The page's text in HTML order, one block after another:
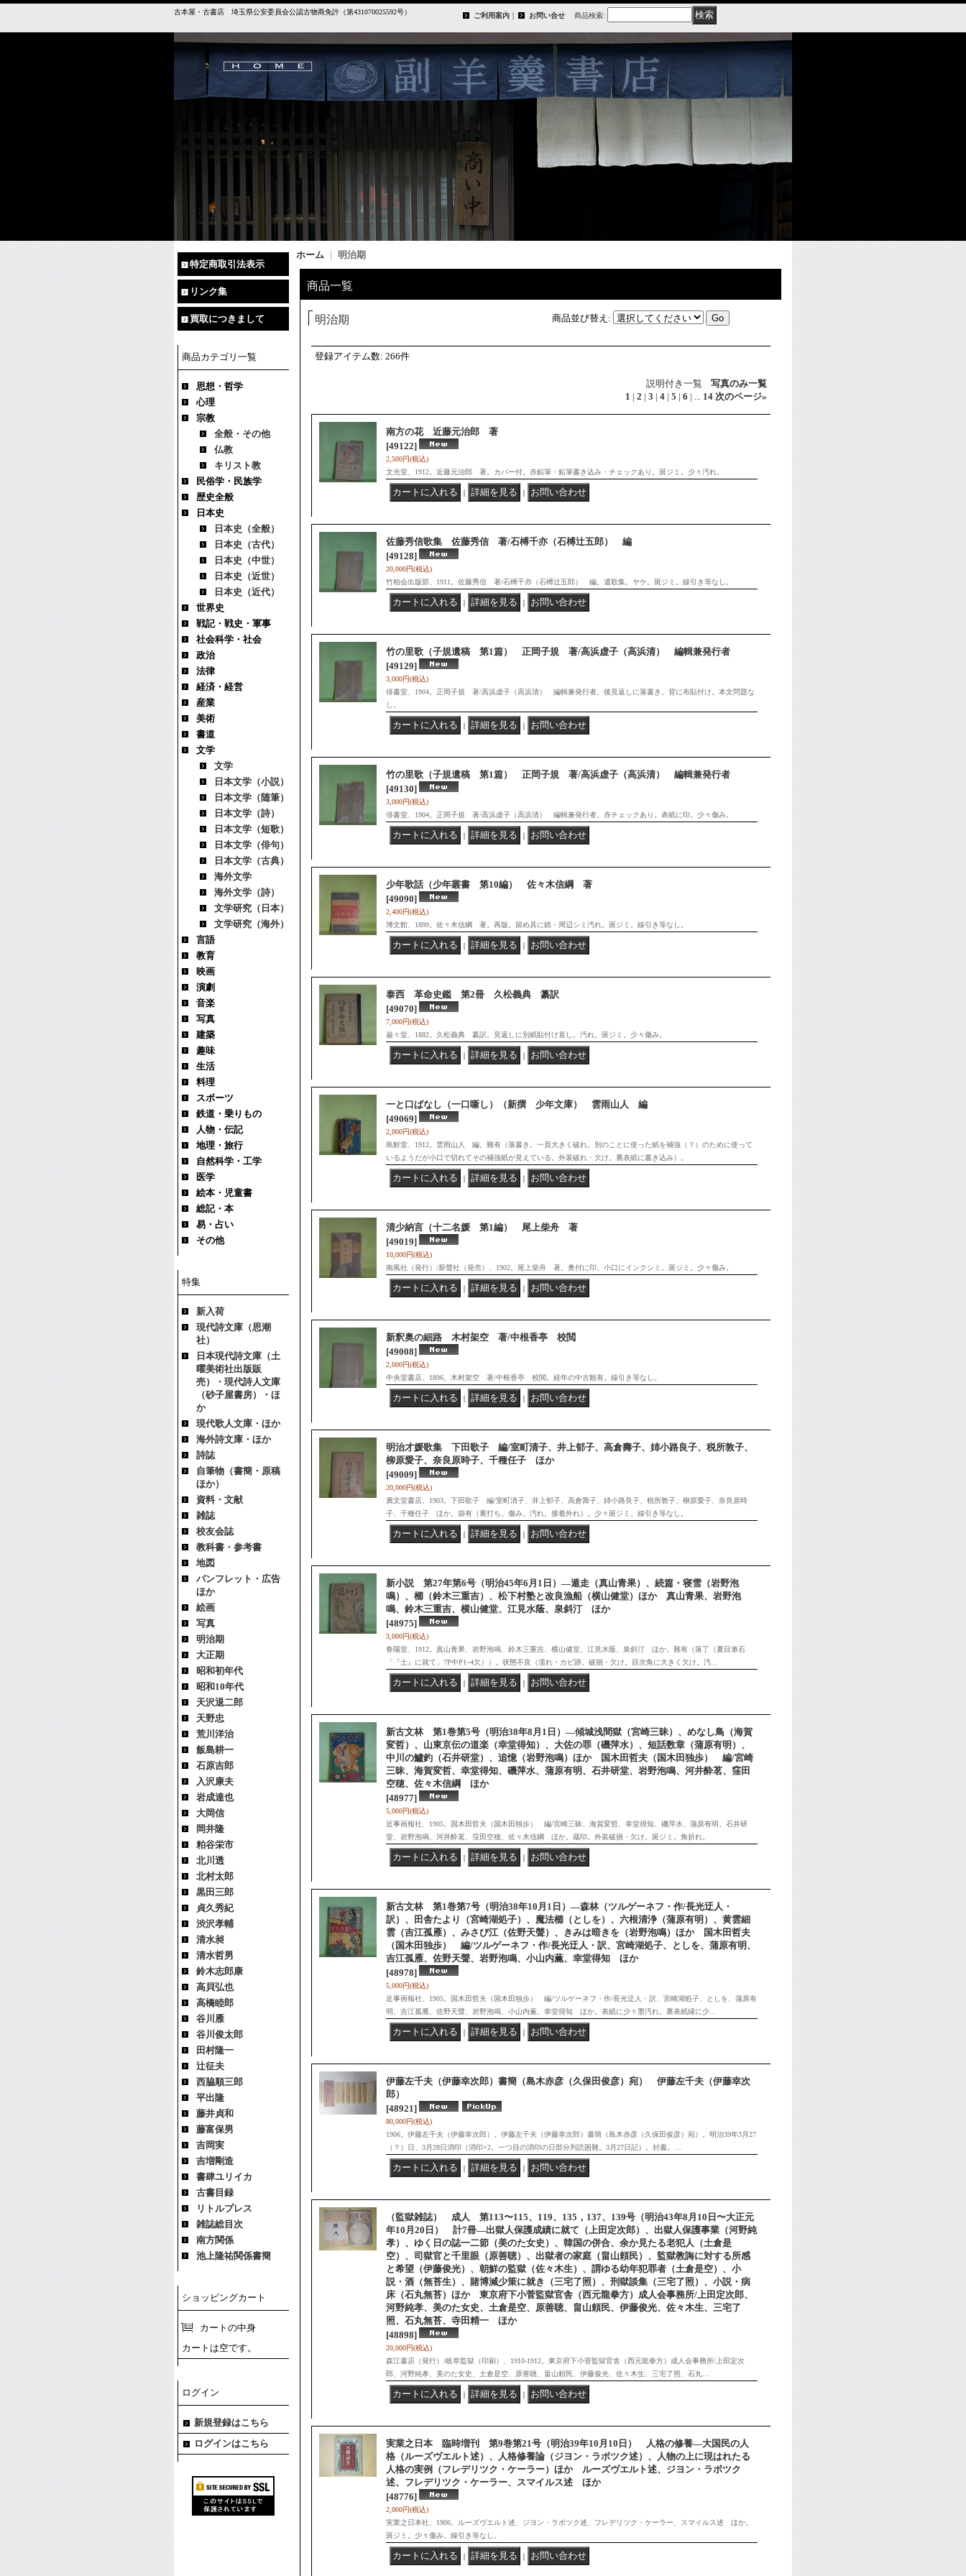
古本屋・古書店 埼玉県公安委員会公認古物商免許（第431070025592号） ご利用案内｜ お問い合せ 商品検索:
特定商取引法表示
リンク集
買取につきまして
商品カテゴリ一覧
思想・哲学
心理
宗教
全般・その他
仏教
キリスト教
民俗学・民族学
歴史全般
日本史
日本史（全般）
日本史（古代）
日本史（中世）
日本史（近世）
日本史（近代）
世界史
戦記・戦史・軍事
社会科学・社会
政治
法律
経済・経営
産業
美術
書道
文学
文学
日本文学（小説）
日本文学（随筆）
日本文学（詩）
日本文学（短歌）
日本文学（俳句）
日本文学（古典）
海外文学
海外文学（詩）
文学研究（日本）
文学研究（海外）
言語
教育
映画
演劇
音楽
写真
建築
趣味
生活
料理
スポーツ
鉄道・乗りもの
人物・伝記
地理・旅行
自然科学・工学
医学
絵本・児童書
総記・本
易・占い
その他
特集
新入荷
現代詩文庫（思潮
社）
日本現代詩文庫（土
曜美術社出版販
売）・現代詩人文庫
（砂子屋書房）・ほ
か
現代歌人文庫・ほか
海外詩文庫・ほか
詩誌
自筆物（書簡・原稿
ほか）
資料・文献
雑誌
校友会誌
教科書・参考書
地図
パンフレット・広告
ほか
絵画
写真
明治期
大正期
昭和初年代
昭和10年代
天沢退二郎
天野忠
荒川洋治
飯島耕一
石原吉郎
入沢康夫
岩成達也
大岡信
岡井隆
粕谷栄市
北川透
北村太郎
黒田三郎
貞久秀紀
渋沢孝輔
清水昶
清水哲男
鈴木志郎康
高貝弘也
高橋睦郎
谷川雁
谷川俊太郎
田村隆一
辻征夫
西脇順三郎
平出隆
藤井貞和
藤富保男
吉岡実
吉増剛造
書肆ユリイカ
古書目録
リトルプレス
雑誌総目次
南方関係
池上隆祐関係書簡
ショッピングカート
カートの中身
カートは空です。
ログイン
新規登録はこちら
ログインはこちら
ホーム 明治期
商品一覧
明治期 商品並び替え :
登録アイテム数: 266件
説明付き一覧 写真のみ一覧
1 | 2 | 3 | 4 | 5 | 6 | ... 14 次のページ»
南方の花 近藤元治郎 著
[49122]
2,500円(税込)
文光堂、1912。近藤元治郎 著。カバー付。赤鉛筆・鉛筆書き込み・チェックあり。斑ジミ。少々汚れ。
｜ ｜
佐藤秀信歌集 佐藤秀信 著/石榑千亦（石榑辻五郎） 編
[49128]
20,000円(税込)
竹柏会出版部、1911。佐藤秀信 著/石榑千亦（石榑辻五郎） 編。遺歌集。ヤケ。斑ジミ。線引き等なし。
｜ ｜
竹の里歌（子規遺稿 第1篇） 正岡子規 著/高浜虚子（高浜清） 編輯兼発行者
[49129]
3,000円(税込)
俳書堂、1904。正岡子規 著/高浜虚子（高浜清） 編輯兼発行者。後見返しに落書き。背に布貼付け。本文問題な
し。
｜ ｜
竹の里歌（子規遺稿 第1篇） 正岡子規 著/高浜虚子（高浜清） 編輯兼発行者
[49130]
3,000円(税込)
俳書堂、1904。正岡子規 著/高浜虚子（高浜清） 編輯兼発行者。赤チェックあり。表紙に印。少々傷み。
｜ ｜
少年歌話（少年叢書 第10編） 佐々木信綱 著
[49090]
2,400円(税込)
博文館、1899。佐々木信綱 著。再版。留め具に錆・周辺シミ汚れ。斑ジミ。線引き等なし。
｜ ｜
泰西 革命史鑑 第2冊 久松義典 纂訳
[49070]
7,000円(税込)
巌々堂、1882。久松義典 纂訳。見返しに別紙貼付け直し。汚れ。斑ジミ。少々傷み。
｜ ｜
一と口ばなし（一口噺し）（新撰 少年文庫） 雲雨山人 編
[49069]
2,000円(税込)
島鮮堂、1912。雲雨山人 編。難有（落書き。一頁大きく破れ。別のことに使った紙を補強（？）のために使って
いるようだが小口で切れてその補強紙が見えている。外装破れ・欠け。裏表紙に書き込み）。
｜ ｜
清少納言（十二名媛 第1編） 尾上柴舟 著
[49019]
10,000円(税込)
南風社（発行）/新聲社（発売）、1902。尾上柴舟 著。奥付に印。小口にインクシミ。斑ジミ。少々傷み。
｜ ｜
新釈奥の細路 木村架空 著/中根香亭 校閲
[49008]
2,000円(税込)
中央堂書店、1896。木村架空 著/中根香亭 校閲。経年の中古観有。線引き等なし。
｜ ｜
明治才媛歌集 下田歌子 編/室町清子、井上郁子、高倉壽子、姉小路良子、税所敦子、
柳原愛子、奈良原時子、千種任子 ほか
[49009]
20,000円(税込)
廣文堂書店、1903。下田歌子 編/室町清子、井上郁子、高倉壽子、姉小路良子、税所敦子、柳原愛子、奈良原時
子、千種任子 ほか。袋有（裏打ち。傷み。汚れ。接着外れ）。少々斑ジミ。線引き等なし。
｜ ｜
新小説 第27年第6号（明治45年6月1日）―遁走（真山青果）、続篇・寝雪（岩野泡
鳴）、櫛（鈴木三重吉）、松下村塾と改良漁船（横山健堂）ほか 真山青果、岩野泡
鳴、鈴木三重吉、横山健堂、江見水蔭、泉斜汀 ほか
[48975]
3,000円(税込)
春陽堂、1912。真山青果、岩野泡鳴、鈴木三重吉、横山健堂、江見水蔭、泉斜汀 ほか。難有（落丁（夏目漱石
「『土』に就て」7P中P1~4欠））。状態不良（濡れ・カビ跡。破損・欠け。目次角に大きく欠け。汚…
｜ ｜
新古文林 第1巻第5号（明治38年8月1日）―傾城浅間獄（宮崎三昧）、めなし鳥（海賀
変哲）、山東京伝の道楽（幸堂得知）、大佐の罪（磯萍水）、短話数章（蒲原有明）、
中川の鱸釣（石井研堂）、追憶（岩野泡鳴）ほか 国木田哲夫（国木田独歩） 編/宮崎
三昧、海賀変哲、幸堂得知、磯萍水、蒲原有明、石井研堂、岩野泡鳴、河井酔茗、窪田
空穂、佐々木信綱 ほか
[48977]
5,000円(税込)
近事画報社、1905。国木田哲夫（国木田独歩） 編/宮崎三昧、海賀変哲、幸堂得知、磯萍水、蒲原有明、石井研
堂、岩野泡鳴、河井酔茗、窪田空穂、佐々木信綱 ほか。蔵印。外装破損・欠け。斑ジミ。角折れ。
｜ ｜
新古文林 第1巻第7号（明治38年10月1日）―森林（ツルゲーネフ・作/長光迂人・
訳）、田舎たより（宮崎湖処子）、魔法櫛（としを）、六根清浄（蒲原有明）、黄雲細
雲（吉江孤雁）、みさび江（佐野天聲）、きみは暗きを（岩野泡鳴）ほか 国木田哲夫
（国木田独歩） 編/ツルゲーネフ・作/長光迂人・訳、宮崎湖処子、としを、蒲原有明、
吉江孤雁、佐野天聲、岩野泡鳴、小山内薫、幸堂得知 ほか
[48978]
5,000円(税込)
近事画報社、1905。国木田哲夫（国木田独歩） 編/ツルゲーネフ・作/長光迂人・訳、宮崎湖処子、としを、蒲原有
明、吉江孤雁、佐野天聲、岩野泡鳴、小山内薫、幸堂得知 ほか。表紙に少々墨汚れ。裏表紙縁に少…
｜ ｜
伊藤左千夫（伊藤幸次郎）書簡（島木赤彦（久保田俊彦）宛） 伊藤左千夫（伊藤幸次
郎）
[48921]
80,000円(税込)
1906。伊藤左千夫（伊藤幸次郎）。伊藤左千夫（伊藤幸次郎）書簡（島木赤彦（久保田俊彦）宛）。明治39年3月27
（？）日、3月28日消印（消印×2。一つ目の消印の日部分判読困難。3月27日記）。封書。…
｜ ｜
（監獄雑誌） 成人 第113〜115、119、135，137、139号（明治43年8月10日〜大正元
年10月20日） 計7冊―出獄人保護成績に就て（上田定次郎）、出獄人保護事業（河野純
孝）、ゆく日の誌一二節（美のた女史）、韓国の併合、余か見たる老犯人（土倉是
空）、司獄官と千里眼（原善聴）、出獄者の家庭（畠山頼民）、監獄教誨に対する所感
と希望（伊藤俊光）、朝鮮の監獄（佐々木生）、謂ゆる幼年犯罪者（土倉是空）、小
説・酒（無苔生）、賭博減少策に就き（三宅了照）、刑獄談集（三宅了照）、小説・病
床（石丸無苔）ほか 東京府下小菅監獄官舎（西元龍拳方）成人会事務所/上田定次郎、
河野純孝、美のた女史、土倉是空、原善聴、畠山頼民、伊藤俊光、佐々木生、三宅了
照、石丸無苔、寺田精一 ほか
[48898]
20,000円(税込)
森江書店（発行）/岐阜監獄（印刷）、1910-1912。東京府下小菅監獄官舎（西元龍拳方）成人会事務所/上田定次
郎、河野純孝、美のた女史、土倉是空、原善聴、畠山頼民、伊藤俊光、佐々木生、三宅了照、石丸…
｜ ｜
実業之日本 臨時増刊 第9巻第21号（明治39年10月10日） 人格の修養―大国民の人
格（ルーズヴエルト述）、人格修養論（ジヨン・ラボツク述）、人物の上に現はれたる
人格の実例（フレデリツク・ケーラー）ほか ルーズヴエルト述、ジヨン・ラボツク
述、フレデリツク・ケーラー、スマイルス述 ほか
[48776]
2,000円(税込)
実業之日本社、1906。ルーズヴエルト述、ジヨン・ラボツク述、フレデリツク・ケーラー、スマイルス述 ほか。
斑ジミ。少々傷み。線引き等なし。
｜ ｜